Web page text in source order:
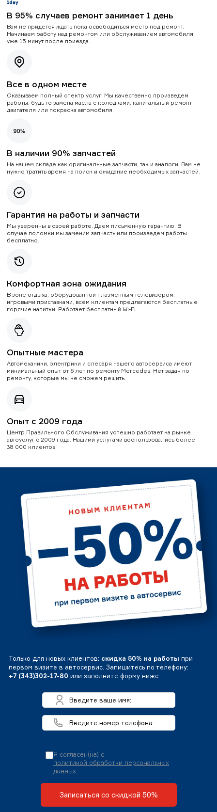
В 95% случаев ремонт занимает 1 день
Вам не придется ждать пока освободиться место под ремонт.
Начинаем работу над ремонтом или обслуживанием автомобиля
уже 15 минут после приезда.
Все в одном месте
Оказываем полный спектр услуг. Мы качественно произведем
работы, будь то замена масла с колодками, капитальный ремонт
двигателя или покраска автомобиля.
В наличии 90% запчастей
На нашем складе как оригинальные запчасти, так и аналоги. Вам не
нужно тратить время на поиск и ожидание необходимых запчастей.
Гарантия на работы и запчасти
Мы уверенны в своей работе. Даем письменную гарантию. В
случае поломки мы заменим запчасть или произведем работы
бесплатно.
Комфортная зона ожидания
В зоне отдыха, оборудованной плазменным телевизором,
игровыми приставками, всем клиентам предлагаются бесплатные
горячие напитки. Работает бесплатный Wi-Fi.
Опытные мастера
Автомеханики, электрики и слесаря нашего автосервиса имеют
минимальный опыт от 6 лет по ремонту Mercedes. Нет задач по
ремонту, которые мы не сможем решить.
Опыт с 2009 года
Центр Правильного Обслуживания успешно работает на рынке
автоуслуг с 2009 года. Нашими услугами воспользовались более
38 000 клиентов.
Только для новых клиентов: скидка 50% на работы при
первом визите в автосервис. Запишитесь по телефону:
+7 (343)302-17-80 или заполните форму ниже
Я согласен(на) с
политикой обработки персональных
данных
Записаться со скидкой 50%